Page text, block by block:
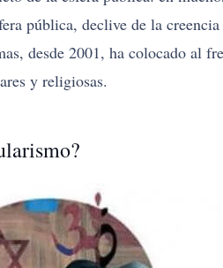
pública, declive de la
desde 2001, ha colocado al
y religiosas.